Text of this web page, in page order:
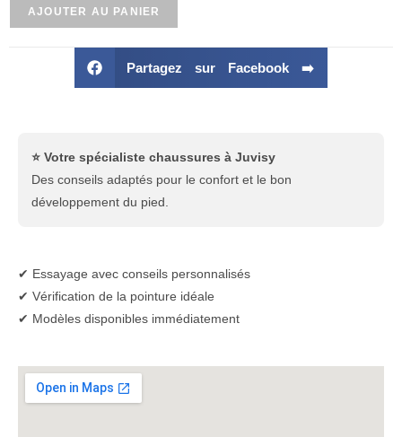
AJOUTER AU PANIER
Partagez sur Facebook ➡️
⭐ Votre spécialiste chaussures à Juvisy
Des conseils adaptés pour le confort et le bon
développement du pied.
✔ Essayage avec conseils personnalisés
✔ Vérification de la pointure idéale
✔ Modèles disponibles immédiatement